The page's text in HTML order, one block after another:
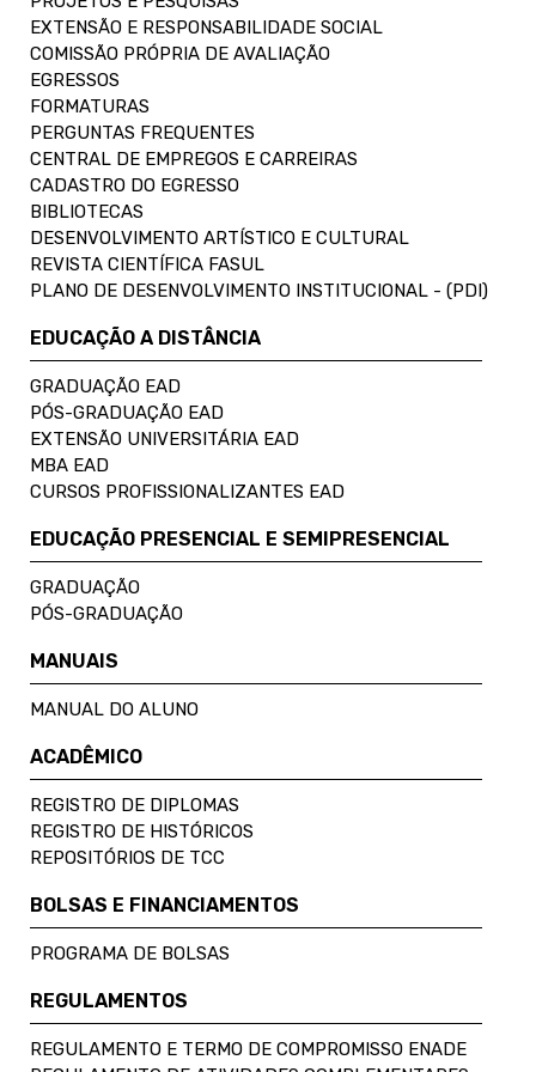
EXTENSÃO E RESPONSABILIDADE SOCIAL
COMISSÃO PRÓPRIA DE AVALIAÇÃO
EGRESSOS
FORMATURAS
PERGUNTAS FREQUENTES
CENTRAL DE EMPREGOS E CARREIRAS
CADASTRO DO EGRESSO
BIBLIOTECAS
DESENVOLVIMENTO ARTÍSTICO E CULTURAL
REVISTA CIENTÍFICA FASUL
PLANO DE DESENVOLVIMENTO INSTITUCIONAL - (PDI)
EDUCAÇÃO A DISTÂNCIA
GRADUAÇÃO EAD
PÓS-GRADUAÇÃO EAD
EXTENSÃO UNIVERSITÁRIA EAD
MBA EAD
CURSOS PROFISSIONALIZANTES EAD
EDUCAÇÃO PRESENCIAL E SEMIPRESENCIAL
GRADUAÇÃO
PÓS-GRADUAÇÃO
MANUAIS
MANUAL DO ALUNO
ACADÊMICO
REGISTRO DE DIPLOMAS
REGISTRO DE HISTÓRICOS
REPOSITÓRIOS DE TCC
BOLSAS E FINANCIAMENTOS
PROGRAMA DE BOLSAS
REGULAMENTOS
REGULAMENTO E TERMO DE COMPROMISSO ENADE